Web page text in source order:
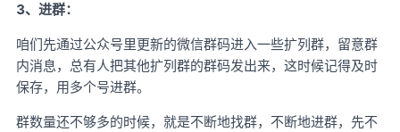
3、进群：
咱们先通过公众号里更新的微信群码进入一些扩列群，留意群
内消息，总有人把其他扩列群的群码发出来，这时候记得及时
保存，用多个号进群。
群数量还不够多的时候，就是不断地找群，不断地进群，先不